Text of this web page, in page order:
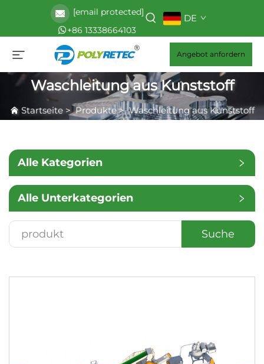
[email protected]
+86 13338664103
DE
Angebot anfordern
Waschleitung aus Kunststoff
Startseite>Produkte>Waschleitung aus Kunststoff
Alle Kategorien
Alle Unterkategorien
Suche